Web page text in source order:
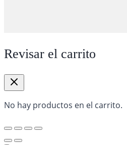
Revisar el carrito
No hay productos en el carrito.